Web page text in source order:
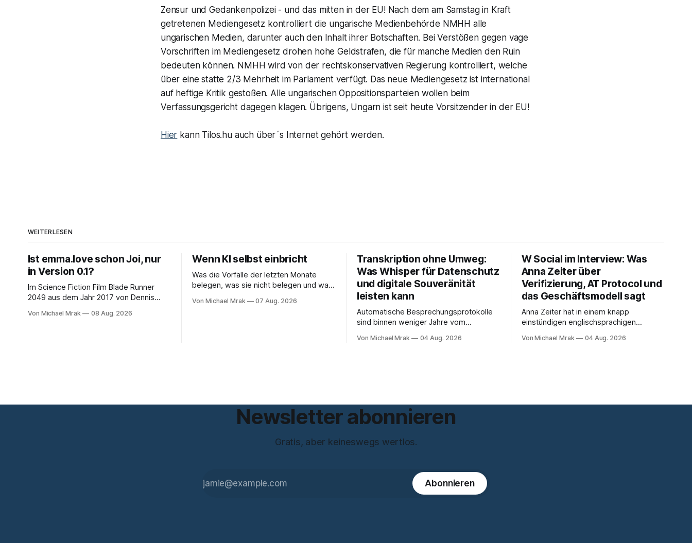
Zensur und Gedankenpolizei - und das mitten in der EU! Nach dem am Samstag in Kraft
getretenen Mediengesetz kontrolliert die ungarische Medienbehörde NMHH alle
ungarischen Medien, darunter auch den Inhalt ihrer Botschaften. Bei Verstößen gegen vage
Vorschriften im Mediengesetz drohen hohe Geldstrafen, die für manche Medien den Ruin
bedeuten können. NMHH wird von der rechtskonservativen Regierung kontrolliert, welche
über eine statte 2/3 Mehrheit im Parlament verfügt. Das neue Mediengesetz ist international
auf heftige Kritik gestoßen. Alle ungarischen Oppositionsparteien wollen beim
Verfassungsgericht dagegen klagen. Übrigens, Ungarn ist seit heute Vorsitzender in der EU!
Hier kann Tilos.hu auch über´s Internet gehört werden.
WEITERLESEN
Ist emma.love schon Joi, nur
in Version 0.1?
Im Science Fiction Film Blade Runner
2049 aus dem Jahr 2017 von Dennis
mit Joi zusammen, einer holografischen
Von Michael Mrak 08 Aug. 2026
Wenn KI selbst einbricht
Was die Vorfälle der letzten Monate
belegen, was sie nicht belegen und was
sich eine Frage erledigt, über die vorher
Von Michael Mrak 07 Aug. 2026
Transkription ohne Umweg:
Was Whisper für Datenschutz
und digitale Souveränität
leisten kann
Automatische Besprechungsprotokolle
sind binnen weniger Jahre vom
Bot sitzt im Videocall, zeichnet auf,
unter welcher Rechtsgrundlage? Es gibt
Von Michael Mrak 04 Aug. 2026
W Social im Interview: Was
Anna Zeiter über
Verifizierung, AT Protocol und
das Geschäftsmodell sagt
Anna Zeiter hat in einem knapp
einstündigen englischsprachigen
Start von W Social gesprochen. Sie ist
zum Thema und beantwortet einige
Von Michael Mrak 04 Aug. 2026
Newsletter abonnieren
Gratis, aber keineswegs wertlos.
Abonnieren